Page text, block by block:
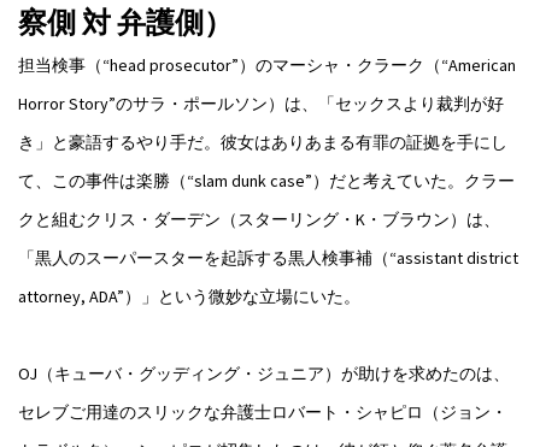
察側 対 弁護側）
担当検事（“head prosecutor”）のマーシャ・クラーク（“American
Horror Story”のサラ・ポールソン）は、「セックスより裁判が好
き」と豪語するやり手だ。彼女はありあまる有罪の証拠を手にし
て、この事件は楽勝（“slam dunk case”）だと考えていた。クラー
クと組むクリス・ダーデン（スターリング・K・ブラウン）は、
「黒人のスーパースターを起訴する黒人検事補（“assistant district
attorney, ADA”）」という微妙な立場にいた。
OJ（キューバ・グッディング・ジュニア）が助けを求めたのは、
セレブご用達のスリックな弁護士ロバート・シャピロ（ジョン・